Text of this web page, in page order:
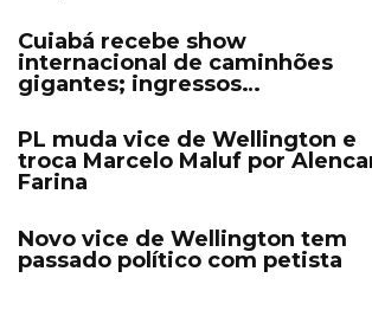
Cuiabá recebe show
internacional de caminhões
gigantes; ingressos…
PL muda vice de Wellington e
troca Marcelo Maluf por
Farina
Novo vice de Wellington tem
passado político com petista